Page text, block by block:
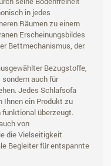
in jedes
Räumen zu einem
Erscheinungsbildes
Bettmechanismus, der
Bezugstoffe,
auch für
Jedes Schlafsofa
ein Produkt zu
überzeugt.
von
die Vielseitigkeit
Begleiter für entspannte